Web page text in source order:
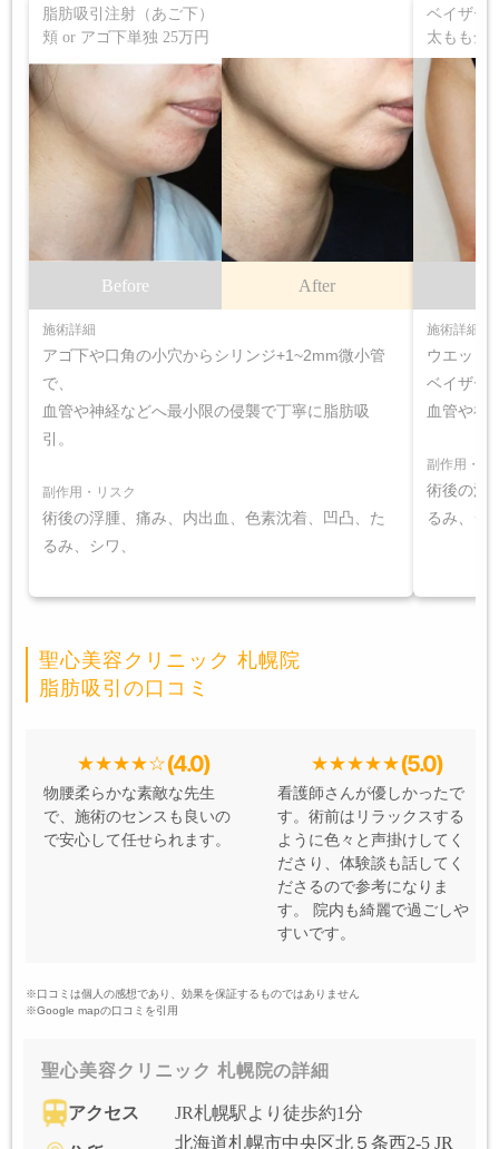
脂肪吸引注射（あご下）
頬 or アゴ下単独 25万円
Before After
施術詳細
アゴ下や口角の小穴からシリンジ+1~2mm微小管
で、
血管や神経などへ最小限の侵襲で丁寧に脂肪吸
引。
副作用・リスク
術後の浮腫、痛み、内出血、色素沈着、凹凸、た
るみ、シワ、
ベイザー
太もも全
施術詳細
ウエット
ベイザー
血管や神
副作用・リ
術後の浮
るみ、シ
聖心美容クリニック 札幌院
脂肪吸引の口コミ
(4.0)
物腰柔らかな素敵な先生
で、施術のセンスも良いの
で安心して任せられます。
(5.0)
看護師さんが優しかったで
す。術前はリラックスする
ように色々と声掛けしてく
ださり、体験談も話してく
ださるので参考になりま
す。 院内も綺麗で過ごしや
すいです。
※口コミは個人の感想であり、効果を保証するものではありません
※Google mapの口コミを引用
聖心美容クリニック 札幌院の詳細
アクセス JR札幌駅より徒歩約1分
北海道札幌市中央区北５条西2-5 JR